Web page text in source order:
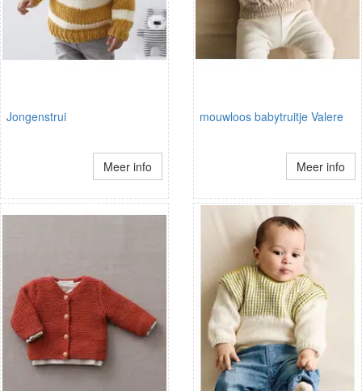
Jongenstrui
Meer info
mouwloos babytruitje Valere
Meer info